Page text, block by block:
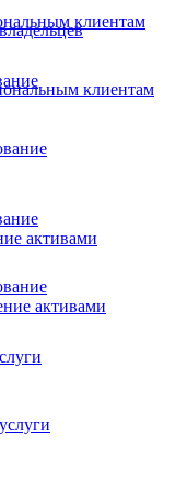
клиентам
активами
клиентам
активами